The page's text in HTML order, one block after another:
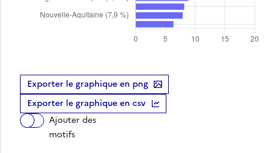
Exporter le graphique en png
Exporter le graphique en csv
Ajouter des
motifs